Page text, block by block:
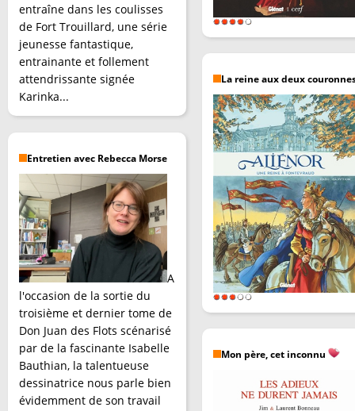
entraîne dans les coulisses
de Fort Trouillard, une série
jeunesse fantastique,
entrainante et follement
attendrissante signée
Karinka...
Entretien avec Rebecca Morse
A
l'occasion de la sortie du
troisième et dernier tome de
Don Juan des Flots scénarisé
par de la fascinante Isabelle
Bauthian, la talentueuse
dessinatrice nous parle bien
évidemment de son travail
La reine aux deux
Mon père, cet inconnu